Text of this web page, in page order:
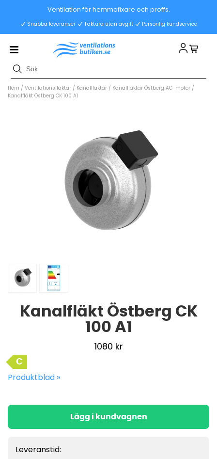
Ventilation för hemmafixare och proffs.
Snabba leveranser Faktura utan avgift Personlig kundservice
Hem / Ventilationsfläktar / Kanalfläktar / Kanalfläktar Östberg AC-motor /
Kanalfläkt Östberg CK 100 A1
Kanalfläkt Östberg CK
100 A1
1080 kr
C
Produktblad »
Lägg i kundvagnen
Leveranstid: